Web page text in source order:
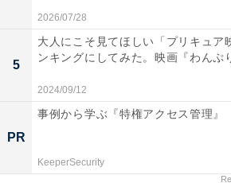
い部分を見せながら、それでもなび
あどうすればいい」の問いに凛とこ
胸を打ちます。「きれいごとではな
富への暴走を続ける人間たちに、毅
姿に「よし！」と心の中で連呼して
信頼関係でうまれたチームと、利害
2026/07/28
5
大人にこそ見てほしい「プリキュア
ンキングにしてみた。映画『わんぷ
2024/09/12
PR
事例から学ぶ『特権アクセス管理』
KeeperSecurity